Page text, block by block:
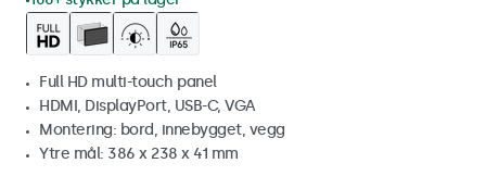
Full HD multi-touch panel
HDMI, DisplayPort, USB-C, VGA
Montering: bord, innebygget, vegg
Ytre mål: 386 x 238 x 41 mm